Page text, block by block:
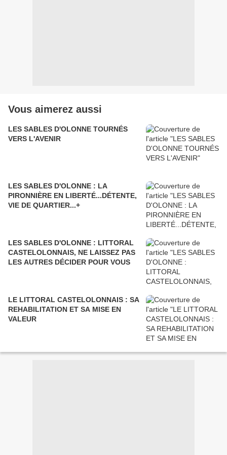
Vous aimerez aussi
LES SABLES D'OLONNE TOURNÉS
VERS L'AVENIR
LES SABLES D'OLONNE : LA
PIRONNIÈRE EN LIBERTÉ...DÉTENTE,
VIE DE QUARTIER...+
LES SABLES D'OLONNE : LITTORAL
CASTELOLONNAIS, NE LAISSEZ PAS
LES AUTRES DÉCIDER POUR VOUS
LE LITTORAL CASTELOLONNAIS : SA
REHABILITATION ET SA MISE EN
VALEUR